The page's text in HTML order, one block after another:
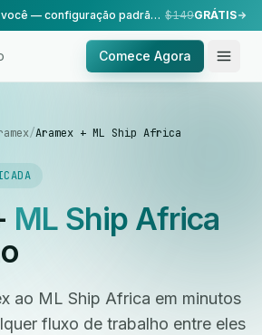
Configuração feita para você — configuração padrão, realizada pela nossa equipe. $149GRÁTIS
Comece Agora
/Aramex + ML Ship Africa
ML Ship Africa
ao ML Ship Africa em minutos
fluxo de trabalho entre eles